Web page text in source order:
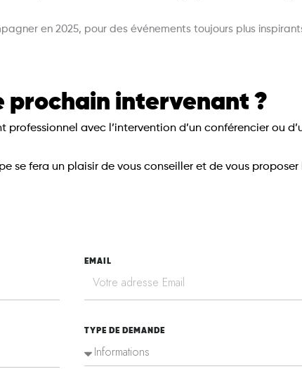
en 2025, pour des événements toujours plus
prochain intervenant ?
avec l’intervention d’un conférencier ou
se fera un plaisir de vous conseiller et de vous
EMAIL
TYPE DE DEMANDE